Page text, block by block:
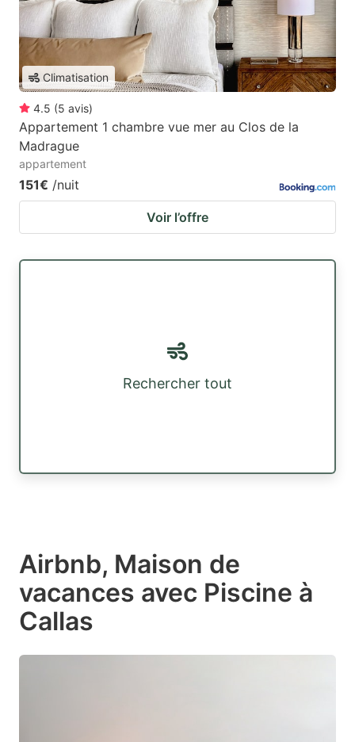
Climatisation
4.5 (5 avis)
Appartement 1 chambre vue mer au Clos de la
Madrague
appartement
151€ /nuit
Voir l’offre
Rechercher tout
Airbnb, Maison de
vacances avec Piscine à
Callas